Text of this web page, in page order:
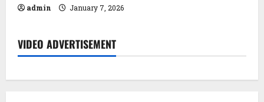
admin January 7, 2026
VIDEO ADVERTISEMENT